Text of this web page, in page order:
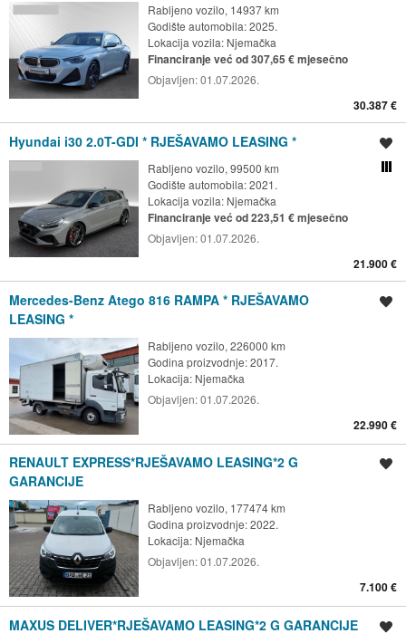
Rabljeno vozilo, 14937 km
Godište automobila: 2025.
Lokacija vozila: Njemačka
Financiranje već od 307,65 € mjesečno
Objavljen:01.07.2026.
30.387 €
Hyundai i30 2.0T-GDI * RJEŠAVAMO LEASING *
Rabljeno vozilo, 99500 km
Godište automobila: 2021.
Lokacija vozila: Njemačka
Financiranje već od 223,51 € mjesečno
Objavljen:01.07.2026.
21.900 €
Mercedes-Benz Atego 816 RAMPA * RJEŠAVAMO
LEASING *
Rabljeno vozilo, 226000 km
Godina proizvodnje: 2017.
Lokacija: Njemačka
Objavljen:01.07.2026.
22.990 €
RENAULT EXPRESS*RJEŠAVAMO LEASING*2 G
GARANCIJE
Rabljeno vozilo, 177474 km
Godina proizvodnje: 2022.
Lokacija: Njemačka
Objavljen:01.07.2026.
7.100 €
MAXUS DELIVER*RJEŠAVAMO LEASING*2 G GARANCIJE